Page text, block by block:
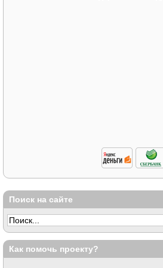
Поиск на сайте
Как помочь проекту?